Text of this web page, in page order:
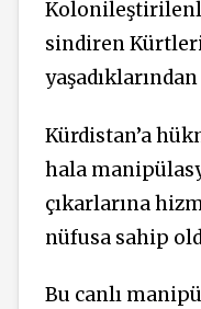
sindiren
Kürdistan’a
hala
çıkarlarına
nüfusa sahip
Bu canlı